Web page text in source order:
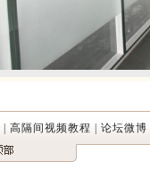
高隔间视频教程 论坛微博